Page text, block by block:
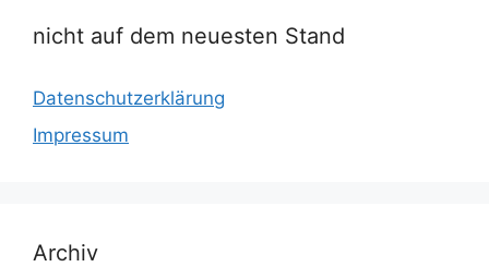
nicht auf dem neuesten Stand
Datenschutzerklärung
Impressum
Archiv